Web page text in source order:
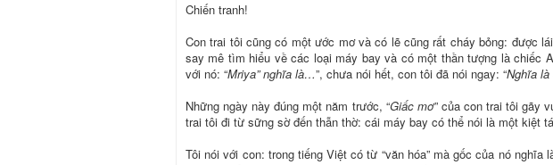
Chiến tranh!
Con trai tôi cũng có một ước mơ và có lẽ cũng rất cháy bỏng: được
say mê tìm hiểu về các loại máy bay và có một thần tượng là chiếc
với nó: “Mriya” nghĩa là…”, chưa nói hết, con tôi đã nói ngay: “Nghĩa
Những ngày này đúng một năm trước, “Giấc mơ” của con trai tôi gãy
trai tôi đi từ sững sờ đến thẫn thờ: cái máy bay có thể nói là một kiệt
Tôi nói với con: trong tiếng Việt có từ “văn hóa” mà gốc của nó nghĩa